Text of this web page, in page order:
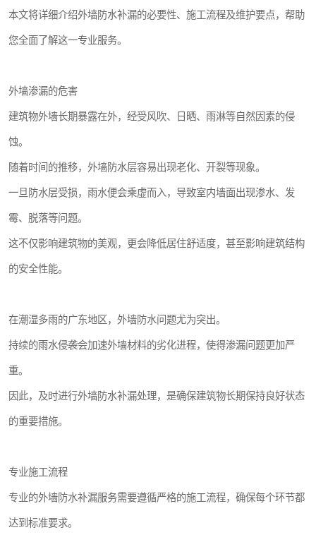
本文将详细介绍外墙防水补漏的必要性、施工流程及维护要点，帮助
您全面了解这一专业服务。
外墙渗漏的危害
建筑物外墙长期暴露在外，经受风吹、日晒、雨淋等自然因素的侵
蚀。
随着时间的推移，外墙防水层容易出现老化、开裂等现象。
一旦防水层受损，雨水便会乘虚而入，导致室内墙面出现渗水、发
霉、脱落等问题。
这不仅影响建筑物的美观，更会降低居住舒适度，甚至影响建筑结构
的安全性能。
在潮湿多雨的广东地区，外墙防水问题尤为突出。
持续的雨水侵袭会加速外墙材料的劣化进程，使得渗漏问题更加严
重。
因此，及时进行外墙防水补漏处理，是确保建筑物长期保持良好状态
的重要措施。
专业施工流程
专业的外墙防水补漏服务需要遵循严格的施工流程，确保每个环节都
达到标准要求。